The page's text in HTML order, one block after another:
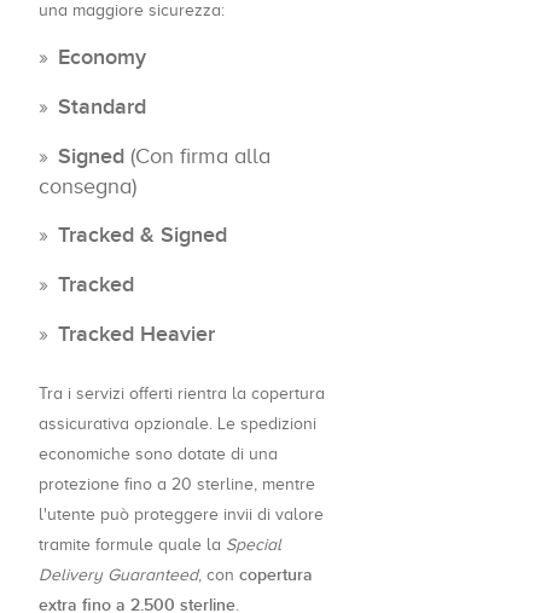
una maggiore sicurezza:
Economy
Standard
Signed (Con firma alla
consegna)
Tracked & Signed
Tracked
Tracked Heavier
Tra i servizi offerti rientra la copertura
assicurativa opzionale. Le spedizioni
economiche sono dotate di una
protezione fino a 20 sterline, mentre
l'utente può proteggere invii di valore
tramite formule quale la Special
Delivery Guaranteed, con copertura
extra fino a 2.500 sterline.